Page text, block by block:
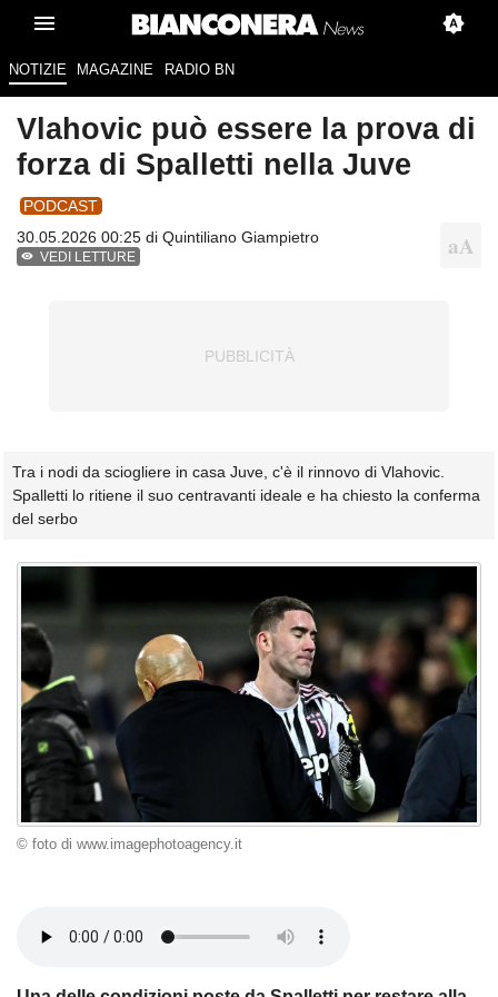
NOTIZIE MAGAZINE RADIO BN
Vlahovic può essere la prova di
forza di Spalletti nella Juve
PODCAST
30.05.2026 00:25 di Quintiliano Giampietro
VEDI LETTURE
Tra i nodi da sciogliere in casa Juve, c'è il rinnovo di Vlahovic.
Spalletti lo ritiene il suo centravanti ideale e ha chiesto la conferma
del serbo
© foto di www.imagephotoagency.it